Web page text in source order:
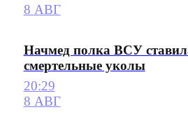
8 АВГ
Начмед полка ВСУ
смертельные уколы
20:29
8 АВГ